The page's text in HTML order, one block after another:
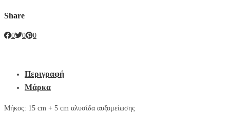
Share
0 0 0
Περιγραφή
Μάρκα
Μήκος: 15 cm + 5 cm αλυσίδα αυξομείωσης